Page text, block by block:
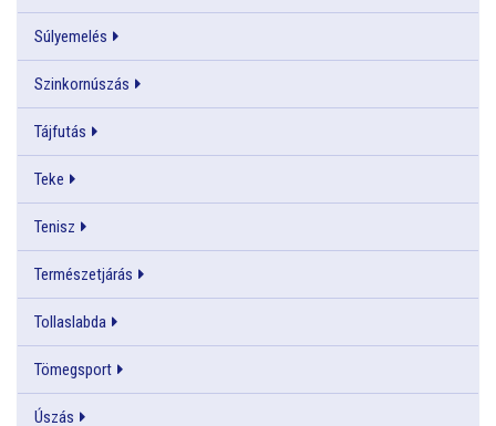
Súlyemelés
Szinkornúszás
Tájfutás
Teke
Tenisz
Természetjárás
Tollaslabda
Tömegsport
Úszás